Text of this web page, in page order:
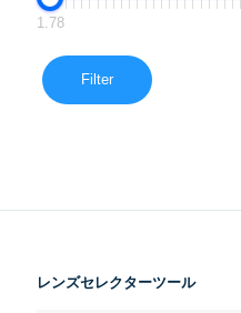
1.78
Filter
レンズセレクターツール